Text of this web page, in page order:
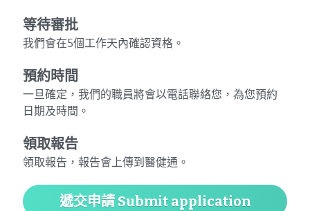
等待審批
我們會在5個工作天內確認資格。
預約時間
一旦確定，我們的職員將會以電話聯絡您，為您預約
日期及時間。
領取報告
領取報告，報告會上傳到醫健通。
遞交申請 Submit application